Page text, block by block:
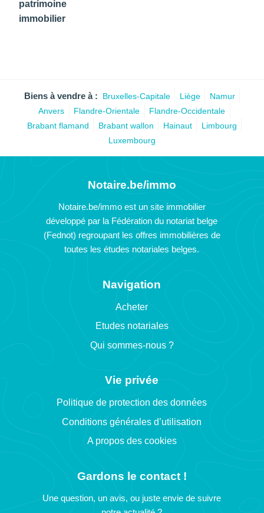
patrimoine
immobilier
Biens à vendre à : Bruxelles-Capitale Liège
Namur
Anvers
Flandre-Orientale
Flandre-Occidentale
Brabant flamand
Brabant wallon Hainaut
Limbourg
Luxembourg
Notaire.be/immo
Notaire.be/immo est un site immobilier
développé par la Fédération du notariat belge
(Fednot) regroupant les offres immobilières de
toutes les études notariales belges.
Navigation
Acheter
Etudes notariales
Qui sommes-nous ?
Vie privée
Politique de protection des données
Conditions générales d’utilisation
A propos des cookies
Gardons le contact !
Une question, un avis, ou juste envie de suivre